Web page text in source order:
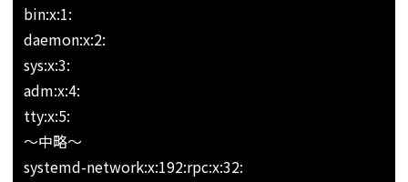
bin:x:1:
daemon:x:2:
sys:x:3:
adm:x:4:
tty:x:5:
～中略～
systemd-network:x:192:rpc:x:32: